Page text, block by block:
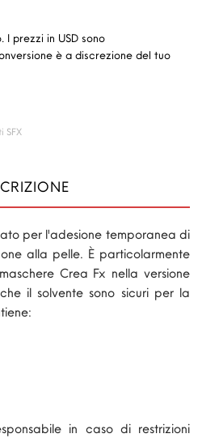
I prezzi in USD sono
è a discrezione del tuo
SFX
per l'adesione temporanea di
alla pelle. È particolarmente
Crea Fx nella versione
il solvente sono sicuri per la
in caso di restrizioni